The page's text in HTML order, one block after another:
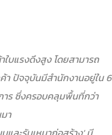
บแรงดึงสูง โดยสามารถ
า ปัจจุบันมีสำนักงานอยู่ใน 6
การ ซึ่งครอบคลุมพื้นที่กว่า
า